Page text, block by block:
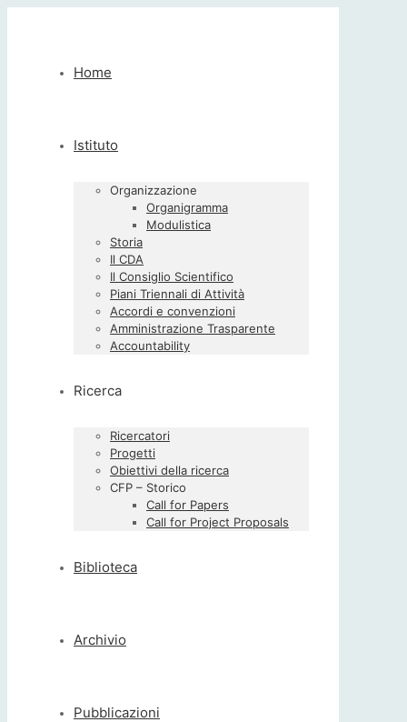
Home
Istituto
Organizzazione
Organigramma
Modulistica
Storia
Il CDA
Il Consiglio Scientifico
Piani Triennali di Attività
Accordi e convenzioni
Amministrazione Trasparente
Accountability
Ricerca
Ricercatori
Progetti
Obiettivi della ricerca
CFP – Storico
Call for Papers
Call for Project Proposals
Biblioteca
Archivio
Pubblicazioni